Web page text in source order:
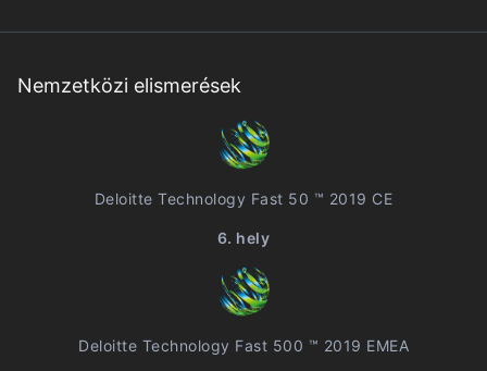
Nemzetközi elismerések
Deloitte Technology Fast 50 ™ 2019 CE
6. hely
Deloitte Technology Fast 500 ™ 2019 EMEA